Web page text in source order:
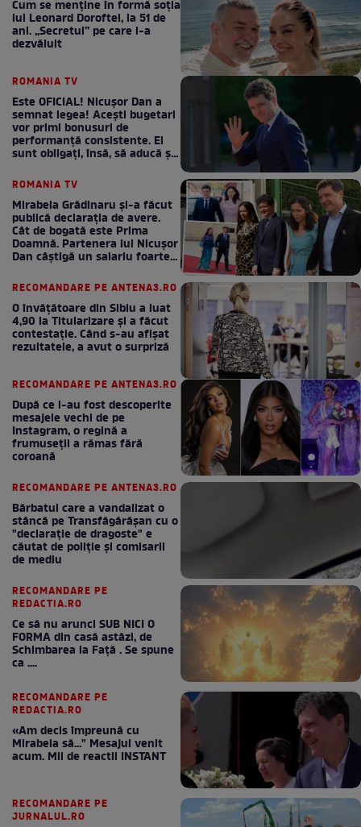
Cum se menţine în formă soţia
lui Leonard Doroftei, la 51 de
ani. „Secretul” pe care l-a
dezvăluit
ROMANIA TV
Este OFICIAL! Nicușor Dan a
semnat legea! Acești bugetari
vor primi bonusuri de
performanță consistente. Ei
sunt obligați, însă, să aducă și
ROMANIA TV
Mirabela Grădinaru și-a făcut
publică declarația de avere.
Cât de bogată este Prima
Doamnă. Partenera lui Nicușor
Dan câștigă un salariu foarte
RECOMANDARE PE ANTENA3.RO
O învățătoare din Sibiu a luat
4,90 la Titularizare și a făcut
contestație. Când s-au afișat
rezultatele, a avut o surpriză
RECOMANDARE PE ANTENA3.RO
După ce i-au fost descoperite
mesajele vechi de pe
Instagram, o regină a
frumuseții a rămas fără
coroană
RECOMANDARE PE ANTENA3.RO
Bărbatul care a vandalizat o
stâncă pe Transfăgărășan cu o
"declaraţie de dragoste" e
căutat de poliție și comisarii
de mediu
RECOMANDARE PE
REDACTIA.RO
Ce să nu arunci SUB NICI O
FORMA din casă astăzi, de
Schimbarea la Față . Se spune
ca ....
RECOMANDARE PE
REDACTIA.RO
«Am decis împreună cu
Mirabela să..." Mesajul venit
acum. Mii de reactii INSTANT
RECOMANDARE PE
JURNALUL.RO